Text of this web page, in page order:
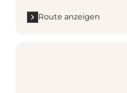
Route anzeigen